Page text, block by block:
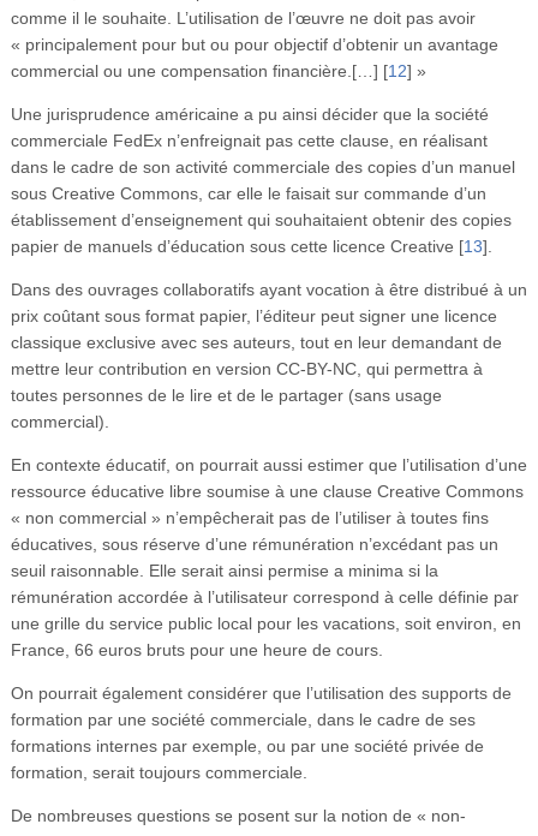
comme il le souhaite. L’utilisation de l’œuvre ne doit pas avoir
« principalement pour but ou pour objectif d’obtenir un avantage
commercial ou une compensation financière.[…] [12] »
Une jurisprudence américaine a pu ainsi décider que la société
commerciale FedEx n’enfreignait pas cette clause, en réalisant
dans le cadre de son activité commerciale des copies d’un manuel
sous Creative Commons, car elle le faisait sur commande d’un
établissement d’enseignement qui souhaitaient obtenir des copies
papier de manuels d’éducation sous cette licence Creative [13]
Dans des ouvrages collaboratifs ayant vocation à être distribué à un
prix coûtant sous format papier, l’éditeur peut signer une licence
classique exclusive avec ses auteurs, tout en leur demandant de
mettre leur contribution en version CC-BY-NC, qui permettra à
toutes personnes de le lire et de le partager (sans usage
commercial).
En contexte éducatif, on pourrait aussi estimer que l’utilisation d’une
ressource éducative libre soumise à une clause Creative Commons
« non commercial » n’empêcherait pas de l’utiliser à toutes fins
éducatives, sous réserve d’une rémunération n’excédant pas un
seuil raisonnable. Elle serait ainsi permise a minima si la
rémunération accordée à l’utilisateur correspond à celle définie par
une grille du service public local pour les vacations, soit environ, en
France, 66 euros bruts pour une heure de cours.
On pourrait également considérer que l’utilisation des supports de
formation par une société commerciale, dans le cadre de ses
formations internes par exemple, ou par une société privée de
formation, serait toujours commerciale.
De nombreuses questions se posent sur la notion de « non-